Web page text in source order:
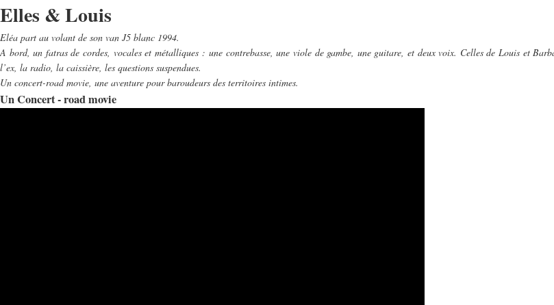
Elles & Louis
Eléa part au volant de son van J5 blanc 1994.
A bord, un fatras de cordes, vocales et métalliques : une contrebasse, une viole de gambe, une guitare, et deux voix. Celles de Louis et
l’ex, la radio, la caissière, les questions suspendues.
Un concert-road movie, une aventure pour baroudeurs des territoires intimes.
Un Concert - road movie